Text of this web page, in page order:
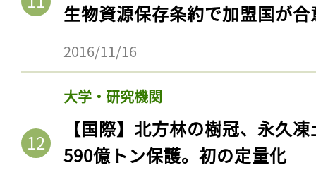
生物資源保存条約で加盟国が合
2016/11/16
大学・研究機関
【国際】北方林の樹冠、永久
590億トン保護。初の定量化